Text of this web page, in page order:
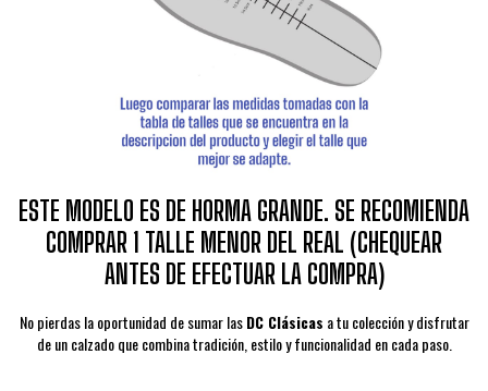
ESTE MODELO ES DE HORMA GRANDE. SE RECOMIENDA
COMPRAR 1 TALLE MENOR DEL REAL (CHEQUEAR
ANTES DE EFECTUAR LA COMPRA)
No pierdas la oportunidad de sumar lasDC Clásicas a tu colección y disfrutar
de un calzado que combina tradición, estilo y funcionalidad en cada paso.